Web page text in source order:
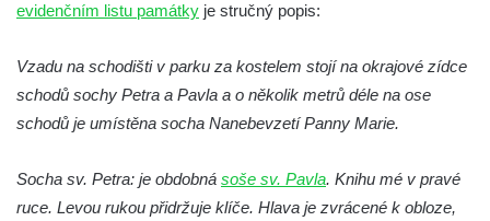
Socha Rys číhající na srnu v ZOO Hluboká
Socha Orlice v ZOO Hluboká
Socha Tygr v ZOO Hluboká
Socha Želva v ZOO Hluboká
Socha Včela v ZOO Hluboká
evidenčním listu památky je stručný popis:
Vzadu na schodišti v parku za kostelem stojí na okrajové zídce
schodů sochy Petra a Pavla a o několik metrů déle na ose
schodů je umístěna socha Nanebevzetí Panny Marie.
Socha sv. Petra: je obdobná soše sv. Pavla. Knihu mé v pravé
ruce. Levou rukou přidržuje klíče. Hlava je zvrácené k obloze,